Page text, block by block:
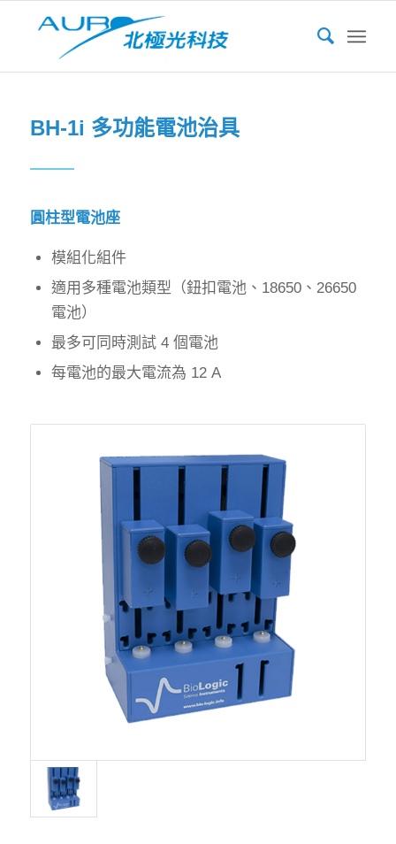
BH-1i 多功能電池治具
圓柱型電池座
模組化組件
適用多種電池類型（鈕扣電池、18650、26650
電池）
最多可同時測試 4 個電池
每電池的最大電流為 12 A